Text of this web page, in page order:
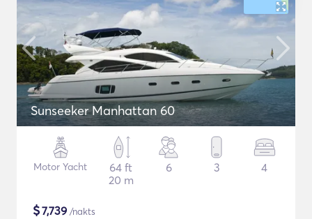
Sunseeker Manhattan 60
Motor Yacht
64 ft
20 m
6 3 4
$7,739 /nakts